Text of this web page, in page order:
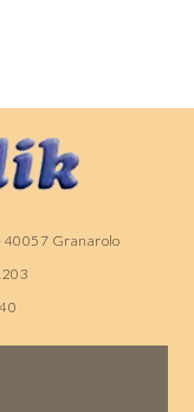
40057 Granarolo